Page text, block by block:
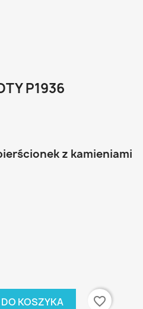
P1936
z kamieniami
KOSZYKA
favorite_border